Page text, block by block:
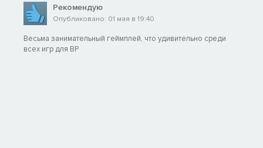
Рекомендую
Опубликовано: 01 мая в 19:40
Весьма занимательный геймплей, что удивительно среди
всех игр для ВР